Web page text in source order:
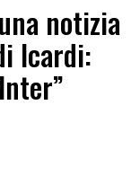
notizia
Icardi: